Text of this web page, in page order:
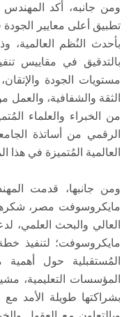
ومن جانبه، أكد
تطبيق أعلى معايير
بأحدث النُظم العالمية،
بالتدقيق في مقاييس
مستويات الجودة
الثقة والشفافية،
من الخبراء والعلماء
الرقمي من أساتذة
العالمية المُتميزة في هذا
ومن جانبها، قدمت
مايكروسوفت مصر، شكرها
العالي والبحث العلمي،
مايكروسوفت؛ لتنفيذ
المُستقبلية حول أهمية
المؤسسات التعليمية،
بشراكتها طويلة الأمد مع